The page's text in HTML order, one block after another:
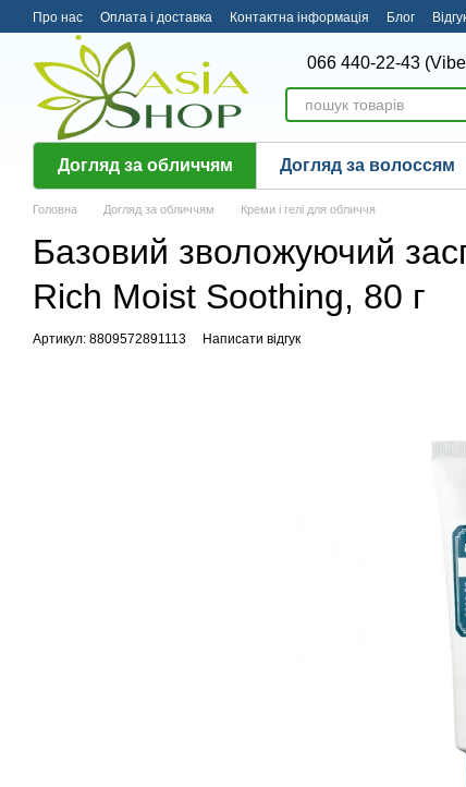
Перейти до основного контенту
Про нас Оплата і доставка Контактна інформація Блог
066 440-22-43
Догляд за обличчям Догляд за волоссям
Головна Догляд за обличчям Креми і гелі для обличчя
Базовий зволожуючий
Rich Moist Soothing, 80 г
Артикул: 8809572891113 Написати відгук